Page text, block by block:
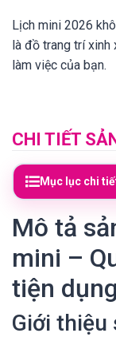
Lịch mini 2026
là đồ trang trí xinh
làm việc của bạn.
CHI TIẾT
Mục lục chi
Mô tả
mini –
tiện dụng
Giới thiệu